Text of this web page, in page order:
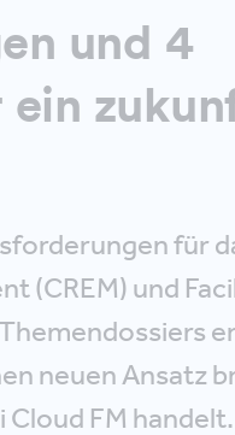
und 4
für
(CREM) und
neuen Ansatz
Cloud FM